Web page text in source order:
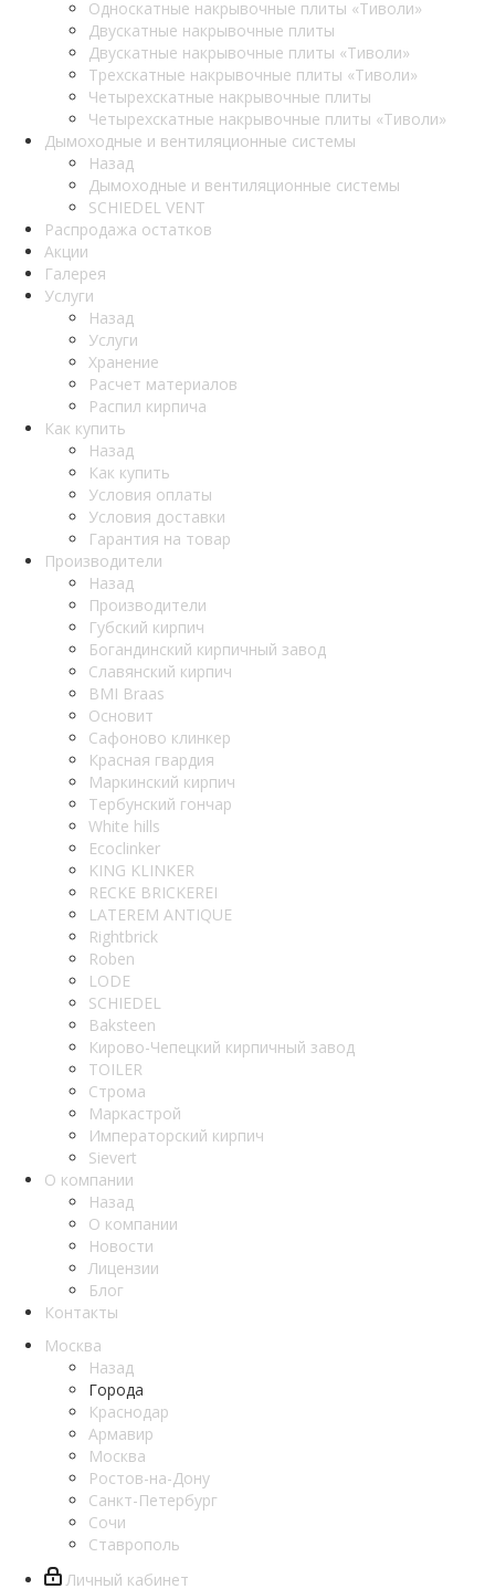
Односкатные накрывочные плиты «Тиволи»
Двускатные накрывочные плиты
Двускатные накрывочные плиты «Тиволи»
Трехскатные накрывочные плиты «Тиволи»
Четырехскатные накрывочные плиты
Четырехскатные накрывочные плиты «Тиволи»
Дымоходные и вентиляционные системы
Назад
Дымоходные и вентиляционные системы
SCHIEDEL VENT
Распродажа остатков
Акции
Галерея
Услуги
Назад
Услуги
Хранение
Расчет материалов
Распил кирпича
Как купить
Назад
Как купить
Условия оплаты
Условия доставки
Гарантия на товар
Производители
Назад
Производители
Губский кирпич
Богандинский кирпичный завод
Славянский кирпич
BMI Braas
Основит
Сафоново клинкер
Красная гвардия
Маркинский кирпич
Тербунский гончар
White hills
Ecoclinker
KING KLINKER
RECKE BRICKEREI
LATEREM ANTIQUE
Rightbrick
Roben
LODE
SCHIEDEL
Baksteen
Кирово-Чепецкий кирпичный завод
TOILER
Строма
Маркастрой
Императорский кирпич
Sievert
О компании
Назад
О компании
Новости
Лицензии
Блог
Контакты
Москва
Назад
Города
Краснодар
Армавир
Москва
Ростов-на-Дону
Санкт-Петербург
Сочи
Ставрополь
Личный кабинет